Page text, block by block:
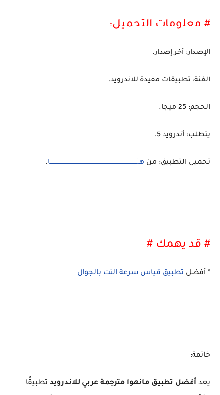
# معلومات التحميل:
الإصدار: أخر إصدار.
الفئة: تطبيقات مفيدة للاندرويد.
الحجم: 25 ميجا.
يتطلب: أندرويد 5.
تحميل التطبيق: من هنــــــــــــــــــــــــــــــــــــــــــــــــــــــــــــــــــــــــــــــــــــــــا.
# قد يهمك #
* أفضل تطبيق قياس سرعة النت بالجوال
خاتمة:
يعد أفضل تطبيق مانهوا مترجمة عربي للاندرويد تطبيقًا